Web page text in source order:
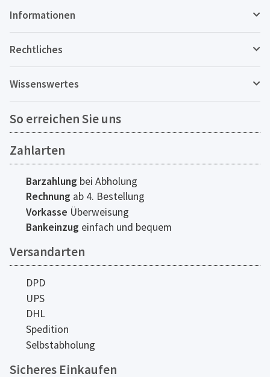
Informationen
Rechtliches
Wissenswertes
So erreichen Sie uns
Zahlarten
Barzahlung bei Abholung
Rechnung ab 4. Bestellung
Vorkasse Überweisung
Bankeinzug einfach und bequem
Versandarten
DPD
UPS
DHL
Spedition
Selbstabholung
Sicheres Einkaufen